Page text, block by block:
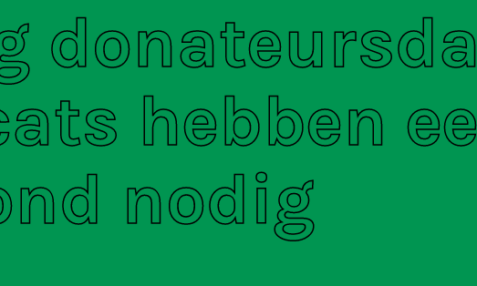
hebben
nodig